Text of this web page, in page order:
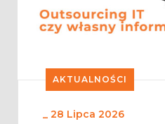
AKTUALNOŚCI
_ 28 Lipca 2026